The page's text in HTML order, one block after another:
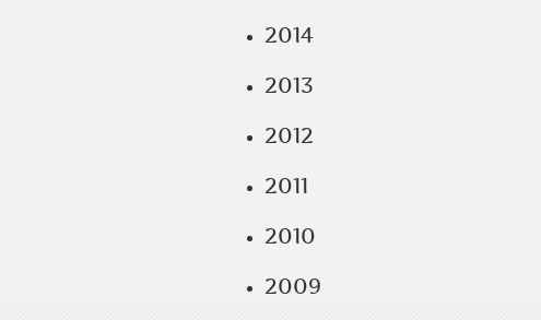
2014
2013
2012
2011
2010
2009